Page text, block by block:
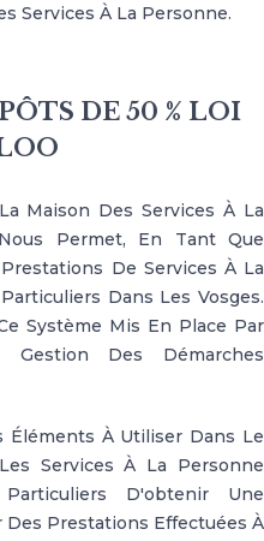
Services À La Personne.
DE 50 % LOI
Maison Des Services À La
Permet, En Tant Que
De Services À La
Dans Les Vosges.
Système Mis En Place Par
Gestion Des Démarches
Éléments À Utiliser Dans Le
Services À La Personne
D'obtenir Une
Des Prestations Effectuées À